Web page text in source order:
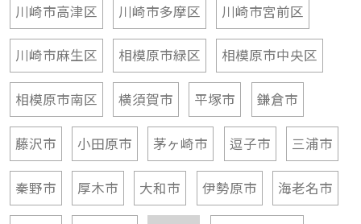
川崎市高津区 川崎市多摩区 川崎市宮前区
川崎市麻生区 相模原市緑区 相模原市中央区
相模原市南区 横須賀市 平塚市 鎌倉市
藤沢市 小田原市 茅ヶ崎市 逗子市 三浦市
秦野市 厚木市 大和市 伊勢原市 海老名市